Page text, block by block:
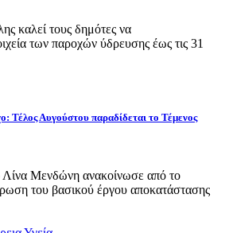
καλεί τους δημότες να
των παροχών ύδρευσης έως τις 31
Τέλος Αυγούστου παραδίδεται το Τέμενος
Μενδώνη ανακοίνωσε από το
του βασικού έργου αποκατάστασης